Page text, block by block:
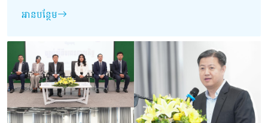
សណ្ឋាគារ Sea Breeze Hotel & Villa ខេត្តព្រះសីហនុ។
អានបន្ថែម